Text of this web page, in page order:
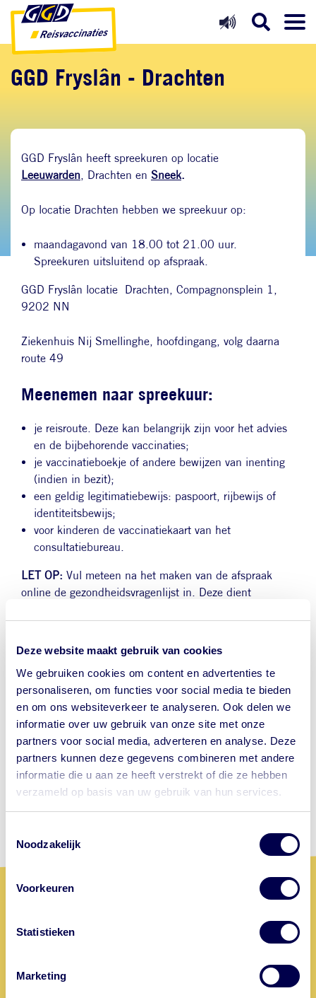
Deze website maakt gebruik van cookies
We gebruiken cookies om content en advertenties te
personaliseren, om functies voor social media te bieden
en om ons websiteverkeer te analyseren. Ook delen we
informatie over uw gebruik van onze site met onze
partners voor social media, adverteren en analyse. Deze
partners kunnen deze gegevens combineren met andere
informatie die u aan ze heeft verstrekt of die ze hebben
verzameld op basis van uw gebruik van hun services.
Noodzakelijk
Voorkeuren
Statistieken
Marketing
Direct naar inhoud
Direct naar hoofdnavigatie
Direct naar zoekfunctie
Let op waar je op klikt.
Wil je bij de GGD een afspraak maken
Dé reizigerswebsite van 24
adverteren met de letters 'GGD' in
GGD Fryslân - Drachten
GGD Fryslân heeft spreekuren op locatie
Leeuwarden, Drachten en Sneek.
Op locatie Drachten hebben we spreekuur op:
maandagavond van 18.00 tot 21.00 uur.
Spreekuren uitsluitend op afspraak.
GGD Fryslân locatie Drachten, Compagnonsplein 1,
9202 NN
Ziekenhuis Nij Smellinghe, hoofdingang, volg daarna
route 49
Meenemen naar spreekuur:
je reisroute. Deze kan belangrijk zijn voor het advies
en de bijbehorende vaccinaties;
je vaccinatieboekje of andere bewijzen van inenting
(indien in bezit);
een geldig legitimatiebewijs: paspoort, rijbewijs of
identiteitsbewijs;
voor kinderen de vaccinatiekaart van het
consultatiebureau.
LET OP: Vul meteen na het maken van de afspraak
online de gezondheidsvragenlijst in. Deze dient
Betalen
Op onze locaties kun je uitsluitend betalen met PIN.
Afspraak maken
Je kunt heel eenvoudigonline een afspraak maken .
(werkdagen van 8.30 uur - 16.30 uur).
Ga jij op reis? Maak dan nu een afspraak bij GGD Fryslân -
Persoonlijk advies